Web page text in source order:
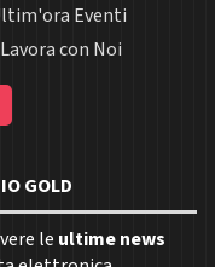
Eventi
Lavora con Noi
GOLD
le ultime news